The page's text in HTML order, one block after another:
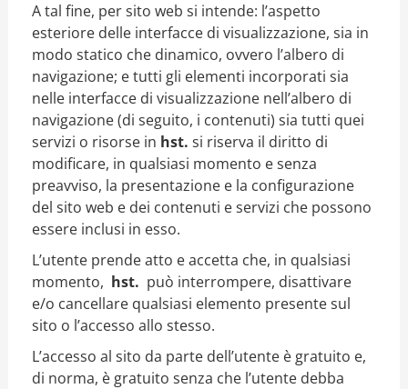
A tal fine, per sito web si intende: l’aspetto
esteriore delle interfacce di visualizzazione, sia in
modo statico che dinamico, ovvero l’albero di
navigazione; e tutti gli elementi incorporati sia
nelle interfacce di visualizzazione nell’albero di
navigazione (di seguito, i contenuti) sia tutti quei
servizi o risorse in hst. si riserva il diritto di
modificare, in qualsiasi momento e senza
preavviso, la presentazione e la configurazione
del sito web e dei contenuti e servizi che possono
essere inclusi in esso.
L’utente prende atto e accetta che, in qualsiasi
momento, hst. può interrompere, disattivare
e/o cancellare qualsiasi elemento presente sul
sito o l’accesso allo stesso.
L’accesso al sito da parte dell’utente è gratuito e,
di norma, è gratuito senza che l’utente debba